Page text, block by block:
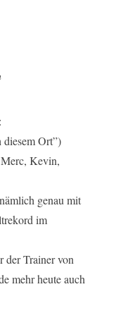
diesem Ort”)
Kevin,
genau mit
im
der Trainer von
mehr heute auch